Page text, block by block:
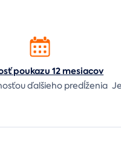
poukazu 12 mesiacov
ďalšieho predĺženia